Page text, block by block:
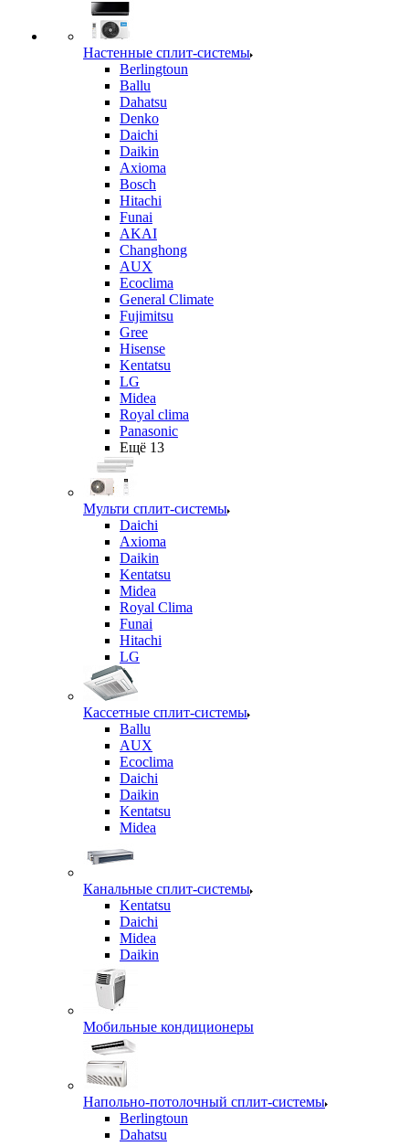
Настенные сплит-системы
Berlingtoun
Ballu
Dahatsu
Denko
Daichi
Daikin
Axioma
Bosch
Hitachi
Funai
AKAI
Changhong
AUX
Ecoclima
General Climate
Fujimitsu
Gree
Hisense
Kentatsu
LG
Midea
Royal clima
Panasonic
Ещё 13
Мульти сплит-системы
Daichi
Axioma
Daikin
Kentatsu
Midea
Royal Clima
Funai
Hitachi
LG
Кассетные сплит-системы
Ballu
AUX
Ecoclima
Daichi
Daikin
Kentatsu
Midea
Канальные сплит-системы
Kentatsu
Daichi
Midea
Daikin
Мобильные кондиционеры
Напольно-потолочный сплит-системы
Berlingtoun
Dahatsu